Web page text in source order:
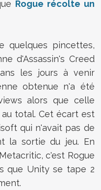
Rogue récolte un
quelques pincettes,
d'Assassin's Creed
les jours à venir
obtenue n'a été
alors que celle
total. Cet écart est
qui n'avait pas de
la sortie du jeu. En
c'est Rogue
que Unity se tape 2